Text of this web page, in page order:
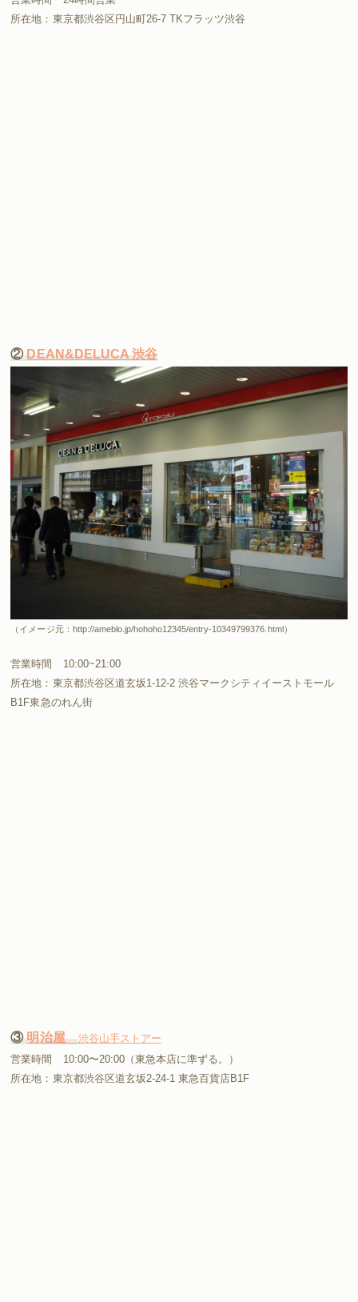
所在地：東京都渋谷区円山町26-7 TKフラッツ渋谷
② DEAN&DELUCA 渋谷
（イメージ元：http://ameblo.jp/hohoho12345/entry-10349799376.html）
営業時間 10:00~21:00
所在地：東京都渋谷区道玄坂1-12-2 渋谷マークシティイーストモール
B1F東急のれん街
③ 明治屋 渋谷山手ストアー
営業時間 10:00〜20:00（東急本店に準ずる。）
所在地：東京都渋谷区道玄坂2-24-1 東急百貨店B1F